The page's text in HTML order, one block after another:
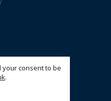
your consent to be
.